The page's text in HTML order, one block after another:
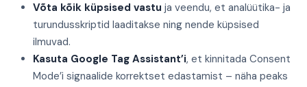
Võta kõik küpsised vastu ja veendu, et analüütika- ja
turundusskriptid laaditakse ning nende küpsised
ilmuvad.
Kasuta Google Tag Assistant’i, et kinnitada Consent
Mode’i signaalide korrektset edastamist – näha peaks